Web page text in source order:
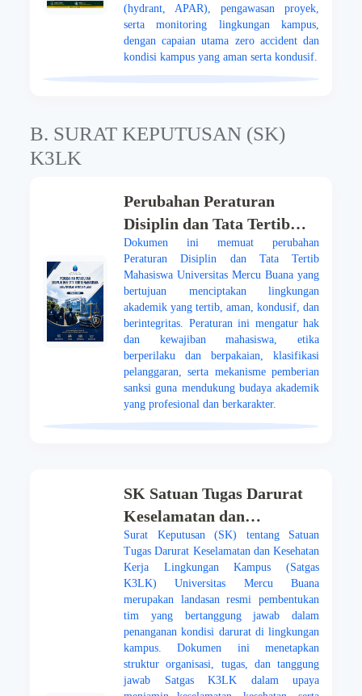
(hydrant, APAR), pengawasan proyek,
serta monitoring lingkungan kampus,
dengan capaian utama zero accident dan
kondisi kampus yang aman serta kondusif.
B. SURAT KEPUTUSAN (SK)
K3LK
Perubahan Peraturan
Disiplin dan Tata Tertib
Mahasiswa Universitas
Mercu Buana 2025
Dokumen ini memuat perubahan
Peraturan Disiplin dan Tata Tertib
Mahasiswa Universitas Mercu Buana yang
bertujuan menciptakan lingkungan
akademik yang tertib, aman, kondusif, dan
berintegritas. Peraturan ini mengatur hak
dan kewajiban mahasiswa, etika
berperilaku dan berpakaian, klasifikasi
pelanggaran, serta mekanisme pemberian
sanksi guna mendukung budaya akademik
yang profesional dan berkarakter.
SK Satuan Tugas Darurat
Keselamatan dan
Kesehatan Kerja
Lingkungan Kampus
(Satgas K3LK) Masa Bakti
2023-2028 Di Lingkungan
UMB
Surat Keputusan (SK) tentang Satuan
Tugas Darurat Keselamatan dan Kesehatan
Kerja Lingkungan Kampus (Satgas
K3LK) Universitas Mercu Buana
merupakan landasan resmi pembentukan
tim yang bertanggung jawab dalam
penanganan kondisi darurat di lingkungan
kampus. Dokumen ini menetapkan
struktur organisasi, tugas, dan tanggung
jawab Satgas K3LK dalam upaya